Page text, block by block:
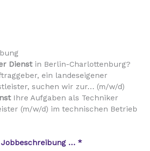
Dienstin Berlin-Charlottenburg?
ein landeseigener
suchen wir zur… (m/w/d)
Ihre Aufgaben als Techniker
(m/w/d) im technischen Betrieb
… *